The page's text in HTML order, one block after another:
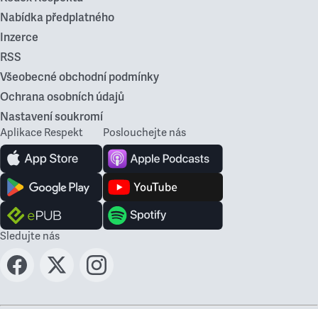
Nabídka předplatného
Inzerce
RSS
Všeobecné obchodní podmínky
Ochrana osobních údajů
Nastavení soukromí
Aplikace Respekt Poslouchejte nás
Sledujte nás